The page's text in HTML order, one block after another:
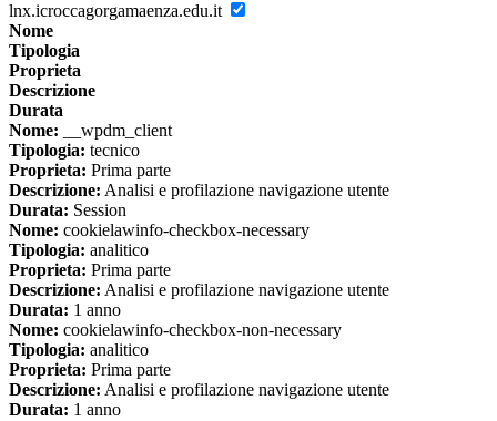
lnx.icroccagorgamaenza.edu.it
Nome
Tipologia
Proprieta
Descrizione
Durata
Nome: __wpdm_client
Tipologia: tecnico
Proprieta: Prima parte
Descrizione: Analisi e profilazione navigazione utente
Durata: Session
Nome: cookielawinfo-checkbox-necessary
Tipologia: analitico
Proprieta: Prima parte
Descrizione: Analisi e profilazione navigazione utente
Durata: 1 anno
Nome: cookielawinfo-checkbox-non-necessary
Tipologia: analitico
Proprieta: Prima parte
Descrizione: Analisi e profilazione navigazione utente
Durata: 1 anno